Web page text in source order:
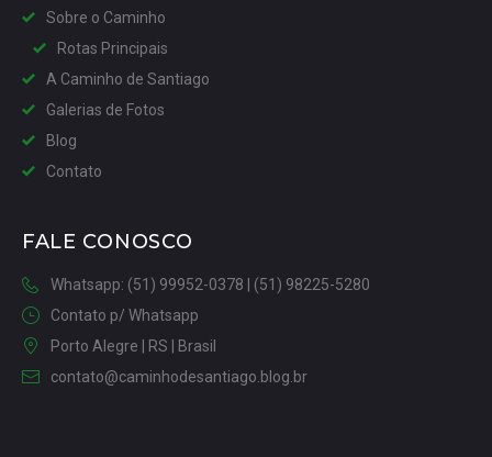
Sobre o Caminho
Rotas Principais
A Caminho de Santiago
Galerias de Fotos
Blog
Contato
FALE CONOSCO
Whatsapp: (51) 99952-0378 | (51) 98225-5280
Contato p/ Whatsapp
Porto Alegre | RS | Brasil
contato@caminhodesantiago.blog.br